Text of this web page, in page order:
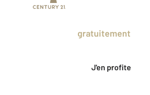
gratuitement
J'en profite